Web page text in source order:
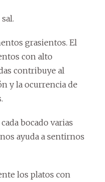
grasientos. El
con alto
contribuye al
y la ocurrencia de
bocado varias
ayuda a sentirnos
los platos con